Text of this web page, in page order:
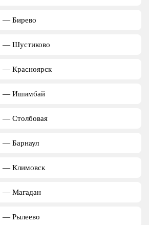
— Бирево
— Шустиково
— Красноярск
— Ишимбай
— Столбовая
— Барнаул
— Климовск
— Магадан
— Рылеево